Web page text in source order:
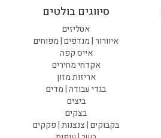
סיווגים בולטים
אטליזים
איוורור | מנדפים | מפוחים
אייס קפה
אקדחי מחירים
אריזות מזון
בגדי עבודה | מדים
ביצים
בצקים
בקבוקים | צנצנות | פקקים